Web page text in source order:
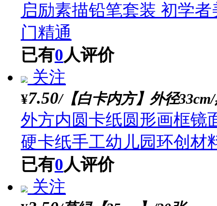
精品推荐
关注
¥3.70/3H【12支/盒】
启励素描铅笔套装 初
门精通
已有0人评价
关注
¥7.50/【白卡内方】外径